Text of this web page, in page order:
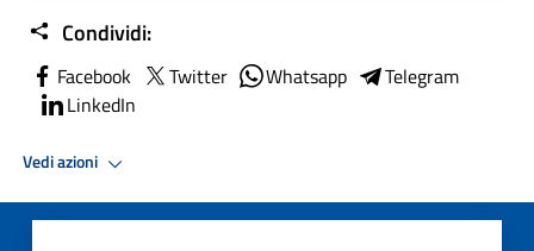
Condividi:
Facebook Twitter Whatsapp
Telegram
LinkedIn
Vedi azioni